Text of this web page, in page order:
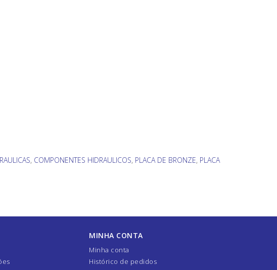
, COMPONENTES HIDRAULICOS, PLACA DE BRONZE, PLACA
MINHA CONTA
Minha conta
Histórico de pedidos